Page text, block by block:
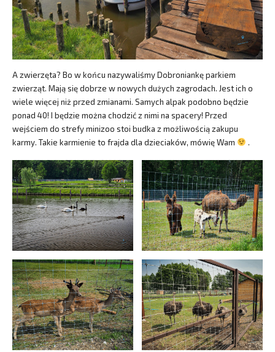
A zwierzęta? Bo w końcu nazywaliśmy Dobroniankę parkiem
zwierząt. Mają się dobrze w nowych dużych zagrodach. Jest ich o
wiele więcej niż przed zmianami. Samych alpak podobno będzie
ponad 40! I będzie można chodzić z nimi na spacery! Przed
wejściem do strefy minizoo stoi budka z możliwością zakupu
karmy. Takie karmienie to frajda dla dzieciaków, mówię Wam
.